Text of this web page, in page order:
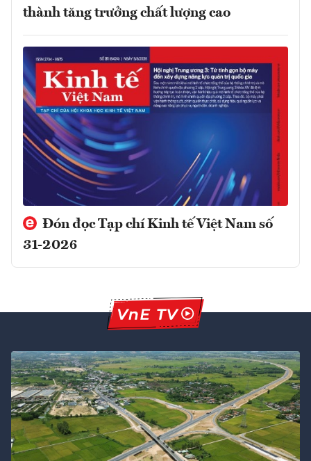
thành tăng trưởng chất lượng cao
Đón đọc Tạp chí Kinh tế Việt Nam số
31-2026